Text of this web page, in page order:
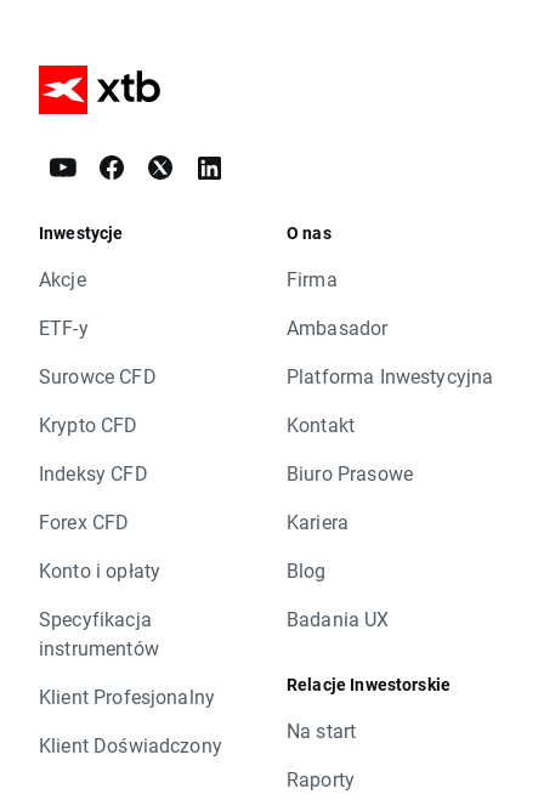
Inwestycje
Akcje
ETF-y
Surowce CFD
Krypto CFD
Indeksy CFD
Forex CFD
Konto i opłaty
Specyfikacja
instrumentów
Klient Profesjonalny
Klient Doświadczony
O nas
Firma
Ambasador
Platforma Inwestycyjna
Kontakt
Biuro Prasowe
Kariera
Blog
Badania UX
Relacje Inwestorskie
Na start
Raporty